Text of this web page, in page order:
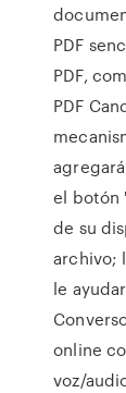
PDF
PDF,
PDF
el botón
de su
archivo;
le
online
voz/